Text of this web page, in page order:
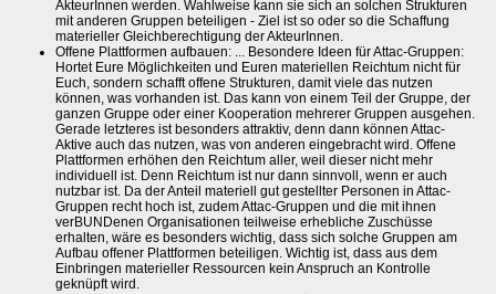
AkteurInnen werden. Wahlweise kann sie sich an solchen Strukturen
mit anderen Gruppen beteiligen - Ziel ist so oder so die Schaffung
materieller Gleichberechtigung der AkteurInnen.
Offene Plattformen aufbauen: ... Besondere Ideen für Attac-Gruppen:
Hortet Eure Möglichkeiten und Euren materiellen Reichtum nicht für
Euch, sondern schafft offene Strukturen, damit viele das nutzen
können, was vorhanden ist. Das kann von einem Teil der Gruppe, der
ganzen Gruppe oder einer Kooperation mehrerer Gruppen ausgehen.
Gerade letzteres ist besonders attraktiv, denn dann können Attac-
Aktive auch das nutzen, was von anderen eingebracht wird. Offene
Plattformen erhöhen den Reichtum aller, weil dieser nicht mehr
individuell ist. Denn Reichtum ist nur dann sinnvoll, wenn er auch
nutzbar ist. Da der Anteil materiell gut gestellter Personen in Attac-
Gruppen recht hoch ist, zudem Attac-Gruppen und die mit ihnen
verBUNDenen Organisationen teilweise erhebliche Zuschüsse
erhalten, wäre es besonders wichtig, dass sich solche Gruppen am
Aufbau offener Plattformen beteiligen. Wichtig ist, dass aus dem
Einbringen materieller Ressourcen kein Anspruch an Kontrolle
geknüpft wird.